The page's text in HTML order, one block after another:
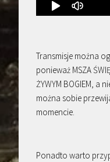
Transmisje można
ponieważ MSZA
ŻYWYM BOGIEM, a
można sobie
momencie.
Ponadto warto